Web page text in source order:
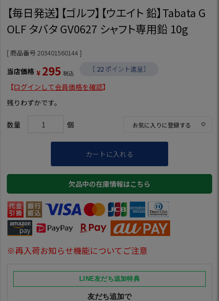
【毎日発送】【ゴルフ】【ウエイト 鉛】Tabata G
OLF タバタ GV0627 シャフト専用鉛 10g
商品番号 203401560144
当店価格 ¥ 295 税込 ［ 22 ポイント進呈］
【ログインして会員価格を確認】
残りわずかです。
お気に入りに登録する
カートに入れる
欠品中の在庫情報はこちら
※再入荷お知らせ機能についてご注意
LINE友だち追加特典
友だち追加で